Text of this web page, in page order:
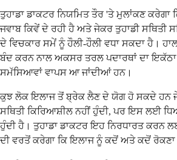
ਤੁਹਾਡਾ ਡਾਕਟਰ ਨਿਯਮਿਤ ਤੌਰ 'ਤੇ ਮੁਲਾਂਕਣ ਕਰੇਗਾ
ਜਵਾਬ ਕਿਵੇਂ ਦੇ ਰਹੀ ਹੈ ਅਤੇ ਜੇਕਰ ਤੁਹਾਡੀ ਸਥਿਤੀ
ਦੇ ਵਿਚਕਾਰ ਸਮੇਂ ਨੂੰ ਹੌਲੀ-ਹੌਲੀ ਵਧਾ ਸਕਦਾ ਹੈ।
ਬੰਦ ਕਰਨ ਨਾਲ ਅਕਸਰ ਤਰਲ ਪਦਾਰਥਾਂ ਦਾ
ਸਮੱਸਿਆਵਾਂ ਵਾਪਸ ਆ ਜਾਂਦੀਆਂ ਹਨ।
ਕੁਝ ਲੋਕ ਇਲਾਜ ਤੋਂ ਬ੍ਰੇਕ ਲੈਣ ਦੇ ਯੋਗ ਹੋ ਸਕਦੇ ਹਨ
ਸਥਿਤੀ ਕਿਰਿਆਸ਼ੀਲ ਨਹੀਂ ਹੁੰਦੀ, ਪਰ ਇਸ ਲਈ
ਹੁੰਦੀ ਹੈ। ਤੁਹਾਡਾ ਡਾਕਟਰ ਇਹ ਨਿਰਧਾਰਤ ਕਰਨ
ਦੀ ਵਰਤੋਂ ਕਰੇਗਾ ਕਿ ਇਲਾਜ ਨੂੰ ਕਦੋਂ ਅਤੇ ਕਦੋਂ